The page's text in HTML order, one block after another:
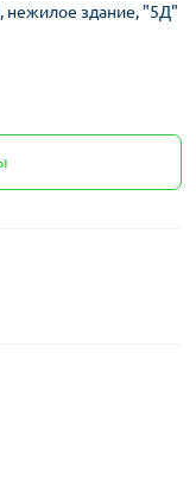
нежилое здание, "5Д"